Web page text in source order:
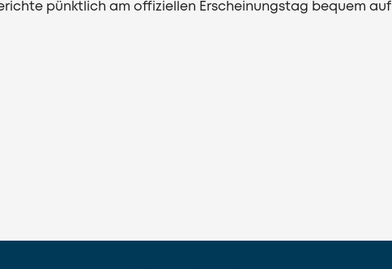
pünktlich am offiziellen Erscheinungstag bequem auf